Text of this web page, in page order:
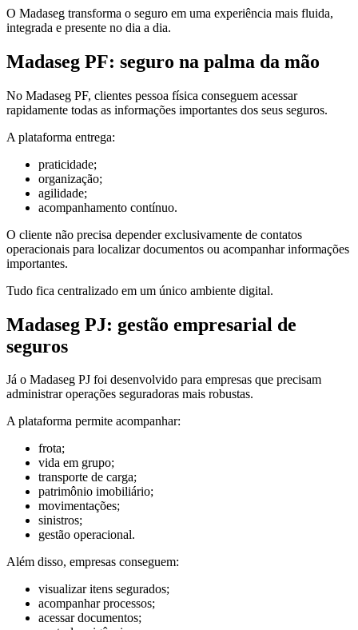
O Madaseg transforma o seguro em uma experiência mais fluida,
integrada e presente no dia a dia.
Madaseg PF: seguro na palma da mão
No Madaseg PF, clientes pessoa física conseguem acessar
rapidamente todas as informações importantes dos seus seguros.
A plataforma entrega:
praticidade;
organização;
agilidade;
acompanhamento contínuo.
O cliente não precisa depender exclusivamente de contatos
operacionais para localizar documentos ou acompanhar informações
importantes.
Tudo fica centralizado em um único ambiente digital.
Madaseg PJ: gestão empresarial de
seguros
Já o Madaseg PJ foi desenvolvido para empresas que precisam
administrar operações seguradoras mais robustas.
A plataforma permite acompanhar:
frota;
vida em grupo;
transporte de carga;
patrimônio imobiliário;
movimentações;
sinistros;
gestão operacional.
Além disso, empresas conseguem:
visualizar itens segurados;
acompanhar processos;
acessar documentos;